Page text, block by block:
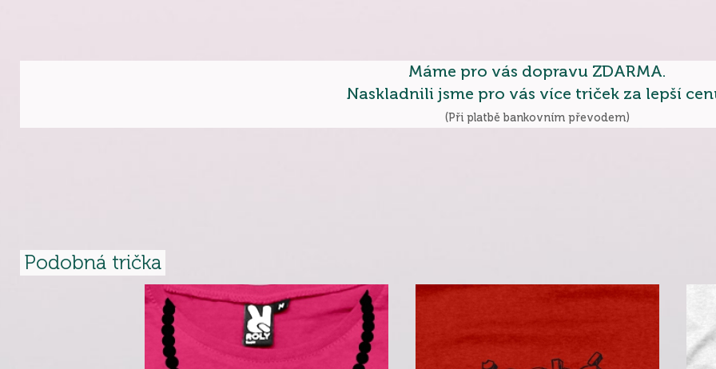
Máme pro vás dopravu ZDARMA.
Naskladnili jsme pro vás více triček za lepší
(Při platbě bankovním převodem)
Podobná trička